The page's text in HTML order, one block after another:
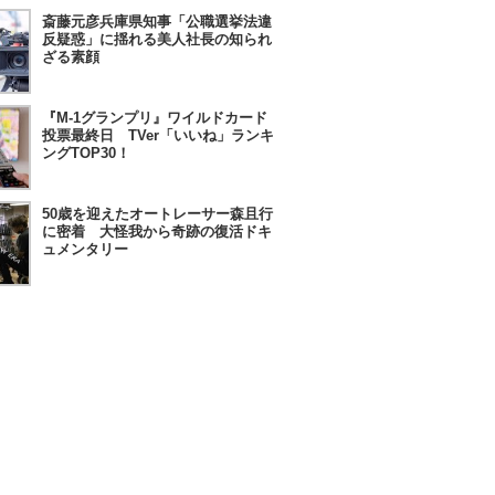
斎藤元彦兵庫県知事「公職選挙法違
反疑惑」に揺れる美人社長の知られ
ざる素顔
『M-1グランプリ』ワイルドカード
投票最終日 TVer「いいね」ランキ
ングTOP30！
50歳を迎えたオートレーサー森且行
に密着 大怪我から奇跡の復活ドキ
ュメンタリー